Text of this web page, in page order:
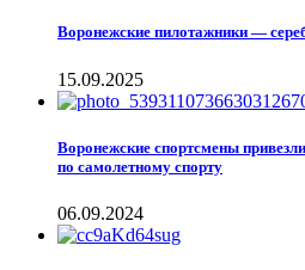
Воронежские пилотажники —
15.09.2025
Воронежские спортсмены
по самолетному спорту
06.09.2024